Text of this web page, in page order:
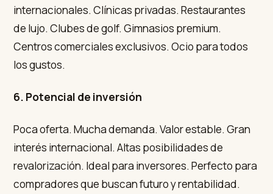
internacionales. Clínicas privadas. Restaurantes
de lujo. Clubes de golf. Gimnasios premium.
Centros comerciales exclusivos. Ocio para todos
los gustos.
6. Potencial de inversión
Poca oferta. Mucha demanda. Valor estable. Gran
interés internacional. Altas posibilidades de
revalorización. Ideal para inversores. Perfecto para
compradores que buscan futuro y rentabilidad.